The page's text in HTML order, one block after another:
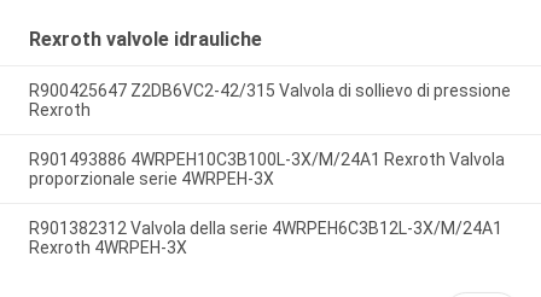
Rexroth valvole idrauliche
R900425647 Z2DB6VC2-42/315 Valvola di sollievo di pressione
Rexroth
R901493886 4WRPEH10C3B100L-3X/M/24A1 Rexroth Valvola
proporzionale serie 4WRPEH-3X
R901382312 Valvola della serie 4WRPEH6C3B12L-3X/M/24A1
Rexroth 4WRPEH-3X